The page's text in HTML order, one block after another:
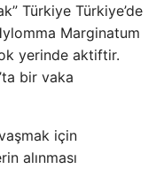
Türkiye Türkiye’de
Marginatum
yerinde aktiftir.
bir vaka
için
alınması